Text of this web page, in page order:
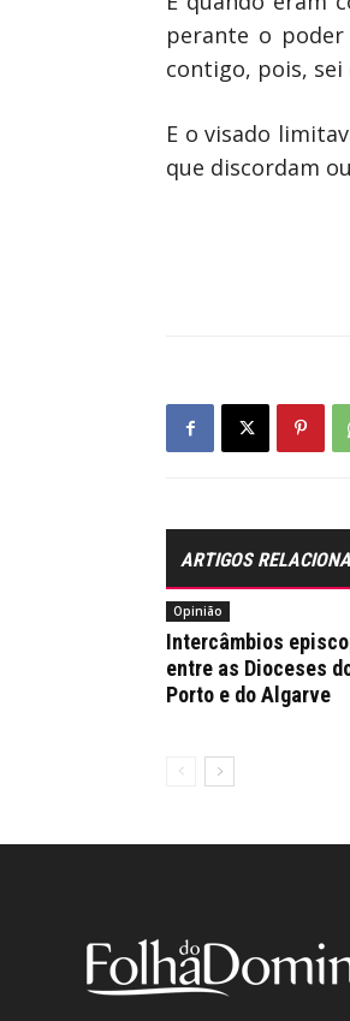
perante o poder
contigo, pois,
E o visado
que discordam
ARTIGOS
Opinião
Intercâmbios
entre as Dioceses
Porto e do Algarve